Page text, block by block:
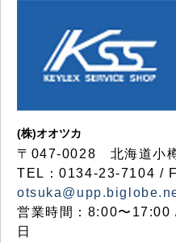
(株)オオツカ
〒047-0028 北海道小
TEL：0134-23-7104 /
営業時間：8:00〜17:00
日